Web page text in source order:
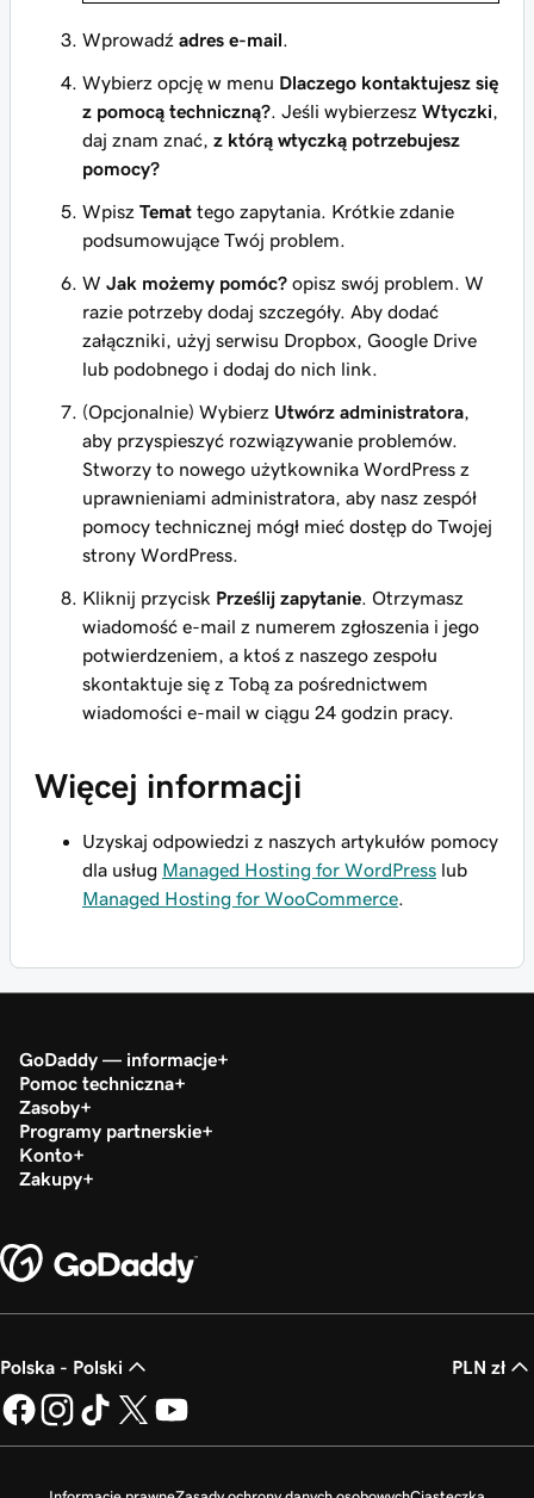
Wprowadź adres e-mail.
Wybierz opcję w menu Dlaczego kontaktujesz się
z pomocą techniczną?. Jeśli wybierzesz Wtyczki,
daj znam znać, z którą wtyczką potrzebujesz
pomocy?
Wpisz Temat tego zapytania. Krótkie zdanie
podsumowujące Twój problem.
W Jak możemy pomóc? opisz swój problem. W
razie potrzeby dodaj szczegóły. Aby dodać
załączniki, użyj serwisu Dropbox, Google Drive
lub podobnego i dodaj do nich link.
(Opcjonalnie) Wybierz Utwórz administratora,
aby przyspieszyć rozwiązywanie problemów.
Stworzy to nowego użytkownika WordPress z
uprawnieniami administratora, aby nasz zespół
pomocy technicznej mógł mieć dostęp do Twojej
strony WordPress.
Kliknij przycisk Prześlij zapytanie. Otrzymasz
wiadomość e-mail z numerem zgłoszenia i jego
potwierdzeniem, a ktoś z naszego zespołu
skontaktuje się z Tobą za pośrednictwem
wiadomości e-mail w ciągu 24 godzin pracy.
Więcej informacji
Uzyskaj odpowiedzi z naszych artykułów pomocy
dla usług Managed Hosting for WordPress lub
Managed Hosting for WooCommerce.
GoDaddy — informacje
Pomoc techniczna
Zasoby
Programy partnerskie
Konto
Zakupy
Polska - Polski PLN zł